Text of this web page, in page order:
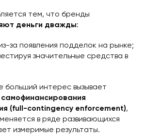
тем, что бренды
деньги дважды:
за появления подделок на рынке;
значительные средства в
больший интерес вызывает
(full-contingency enforcement),
в ряде развивающихся
измеримые результаты.